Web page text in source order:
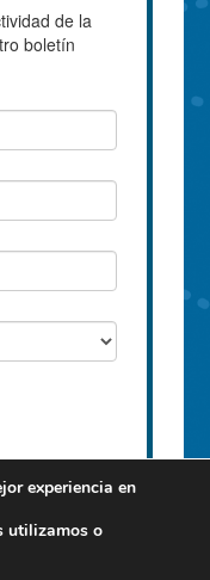
experiencia en
utilizamos o